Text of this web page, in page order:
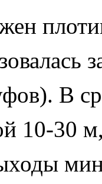
В
10-30 м,